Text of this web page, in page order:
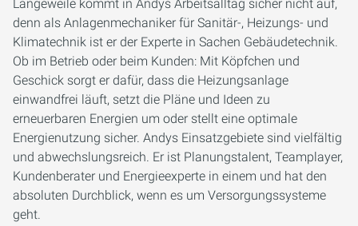
Langeweile kommt in Andys Arbeitsalltag sicher nicht auf,
denn als Anlagenmechaniker für Sanitär-, Heizungs- und
Klimatechnik ist er der Experte in Sachen Gebäudetechnik.
Ob im Betrieb oder beim Kunden: Mit Köpfchen und
Geschick sorgt er dafür, dass die Heizungsanlage
einwandfrei läuft, setzt die Pläne und Ideen zu
erneuerbaren Energien um oder stellt eine optimale
Energienutzung sicher. Andys Einsatzgebiete sind vielfältig
und abwechslungsreich. Er ist Planungstalent, Teamplayer,
Kundenberater und Energieexperte in einem und hat den
absoluten Durchblick, wenn es um Versorgungssysteme
geht.